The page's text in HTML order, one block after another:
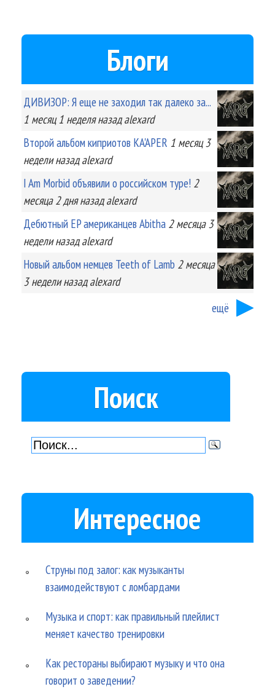
Блоги
ДИВИЗОР: Я еще не заходил так далеко за...
1 месяц 1 неделяназад alexard
Второй альбом киприотов KA'APER 1 месяц 3
неделиназад alexard
I Am Morbid объявили о российском туре! 2
месяца 2 дняназад alexard
Дебютный EP американцев Abitha 2 месяца 3
неделиназад alexard
Новый альбом немцев Teeth of Lamb 2 месяца
3 неделиназад alexard
ещё
Поиск
Интересное
Струны под залог: как музыканты
взаимодействуют с ломбардами
Музыка и спорт: как правильный плейлист
меняет качество тренировки
Как рестораны выбирают музыку и что она
говорит о заведении?